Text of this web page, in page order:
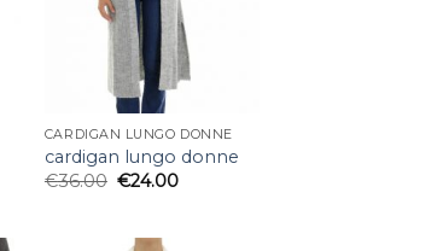
CARDIGAN LUNGO DONNE
cardigan lungo donne
€36.00 €24.00